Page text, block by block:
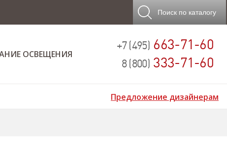
Поиск по каталогу
+7 (495) 663-71-60
8 (800) 333-71-60
ОСВЕЩЕНИЯ
Предложение дизайнерам